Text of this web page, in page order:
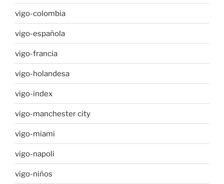
vigo-colombia
vigo-española
vigo-francia
vigo-holandesa
vigo-index
vigo-manchester city
vigo-miami
vigo-napoli
vigo-niños